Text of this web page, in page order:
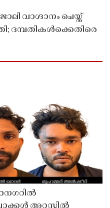
വാഗ്ദാനം ചെയ്ത്
ദമ്പതികൾക്കെതിരെ